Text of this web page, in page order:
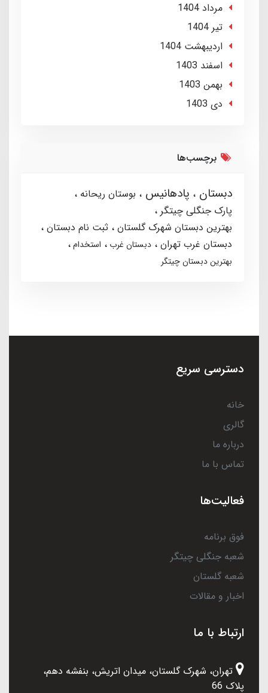
مرداد 1404
تير 1404
ارديبهشت 1404
اسفند 1403
بهمن 1403
دی 1403
برچسب‌ها
دبستان پادهانیس
بوستان ریحانه
پارک جنگلی چیتگر
بهترین دبستان شهرک گلستان ثبت نام دبستان
دبستان غرب تهران
دبستان غرب
استخدام
بهترین دبستان چیتگر
دسترسی سریع
خانه
گالری
درباره ما
تماس با ما
فعالیت‌ها
فوق برنامه
شعبه جنگلی چیتگر
شعبه گلستان
اخبار و مقالات
ارتباط با ما
تهران، شهرک گلستان، میدان اتریش، بنفشه دهم،
پلاک 66